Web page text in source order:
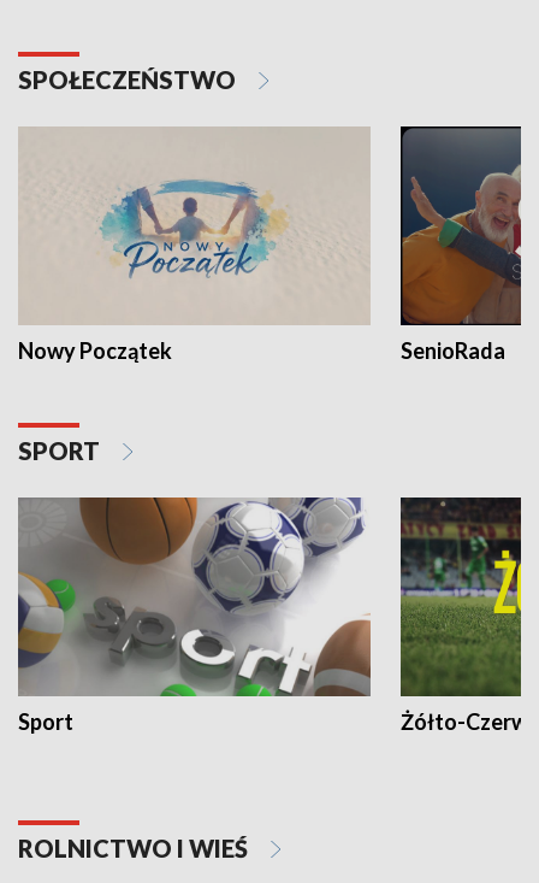
SPOŁECZEŃSTWO
Nowy Początek SenioRada
SPORT
Sport Żółto-
ROLNICTWO I WIEŚ